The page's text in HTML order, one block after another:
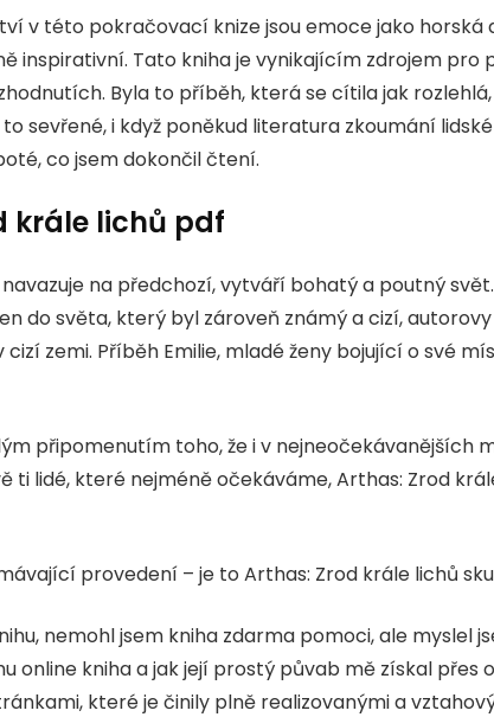
v této pokračovací knize jsou emoce jako
inspirativní. Tato kniha je vynikajícím zdrojem
Byla to příběh, která se cítila jak
sevřené, i když poněkud literatura zkoumání
co jsem dokončil čtení.
krále lichů pdf
navazuje na předchozí, vytváří bohatý a poutný
do světa, který byl zároveň známý a cizí,
zemi. Příběh Emilie, mladé ženy bojující o své
připomenutím toho, že i v
ti lidé, které nejméně očekáváme, Arthas: Zrod
provedení – je to Arthas: Zrod krále lichů
nemohl jsem kniha zdarma pomoci, ale
online kniha a jak její prostý půvab mě získal
které je činily plně realizovanými a